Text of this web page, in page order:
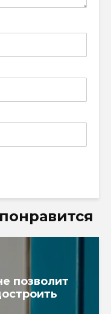
позволит